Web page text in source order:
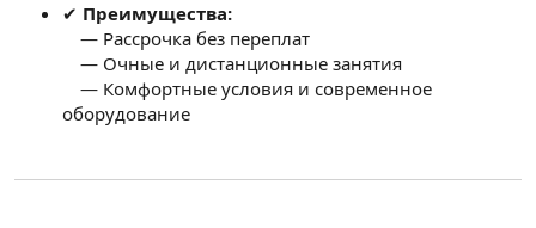
✔ Преимущества:
— Рассрочка без переплат
— Очные и дистанционные занятия
— Комфортные условия и современное
оборудование